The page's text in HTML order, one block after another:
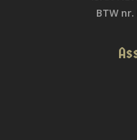
BTW nr.